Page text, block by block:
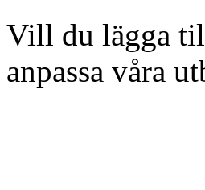
Vill du lägga
anpassa våra